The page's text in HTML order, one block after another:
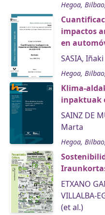
Hegoa,
impactos
en
SASIA, Iñaki
Hegoa,
Klima-
inpaktuak
SAINZ DE
Marta
Hegoa,
ETXANO
VILLALBA-
(et al.)